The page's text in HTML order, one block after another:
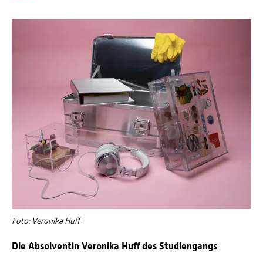
Foto: Veronika Huff
Die Absolventin Veronika Huff des Studiengangs